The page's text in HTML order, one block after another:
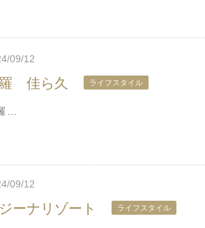
09/12
佳ら久 ライフスタイル
…
09/12
ーナリゾート ライフスタイル